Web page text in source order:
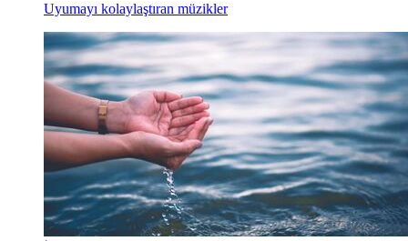
Uyumayı kolaylaştıran müzikler